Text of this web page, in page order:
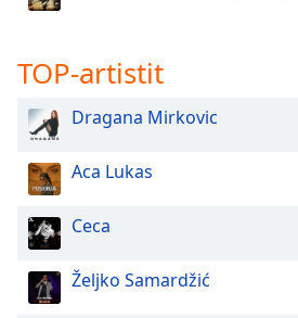
TOP-artistit
Dragana Mirkovic
Aca Lukas
Ceca
Željko Samardžić